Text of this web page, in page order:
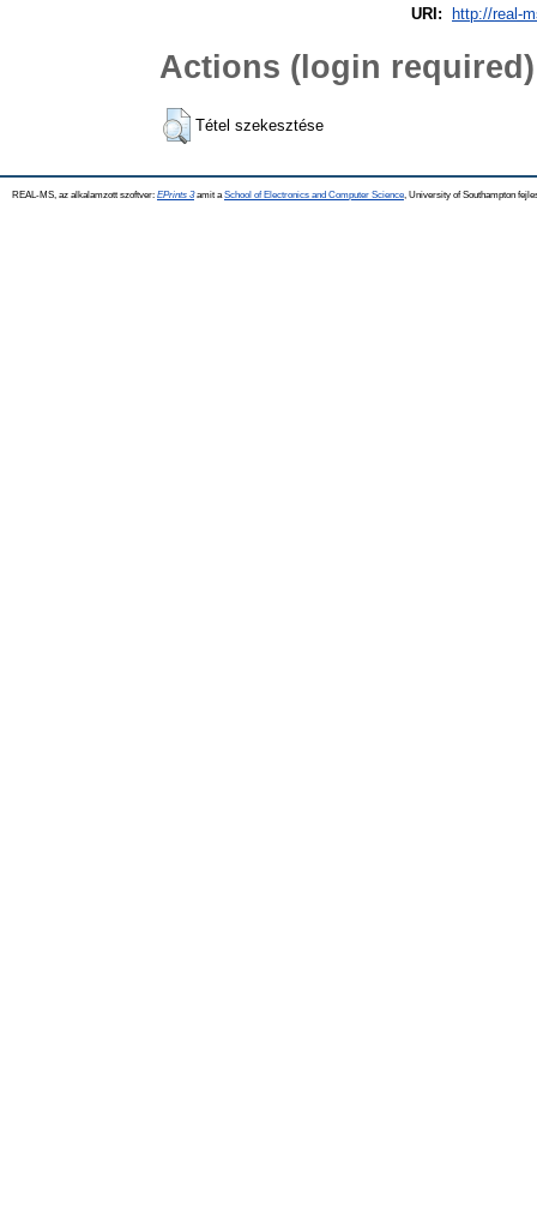
URI:
http://real-
Actions (login required)
Tétel szekesztése
REAL-MS, az alkalamzott szoftver: EPrints 3amit a School of Electronics and Computer Science , University of Southampton